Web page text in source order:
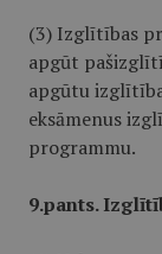
(3) Izglītības
apgūt
apgūtu
eksāmenus
programmu.
9.pants.